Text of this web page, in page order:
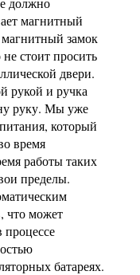
магнитный
замок
стоит просить
двери.
рукой и ручка
руку. Мы уже
который
время
работы таких
пределы.
что может
процессе
батареях.